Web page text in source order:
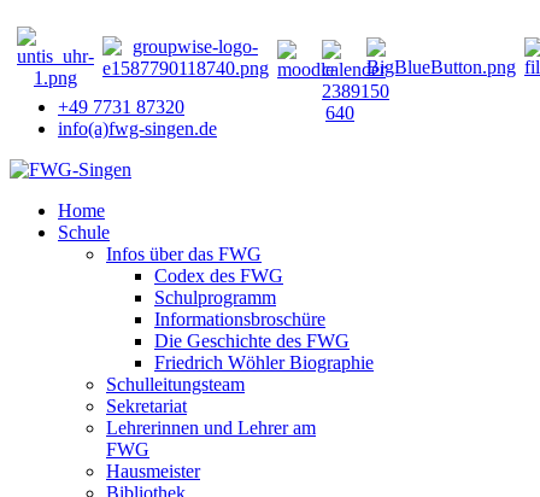
+49 7731 87320
info(a)fwg-singen.de
Home
Schule
Infos über das FWG
Codex des FWG
Schulprogramm
Informationsbroschüre
Die Geschichte des FWG
Friedrich Wöhler Biographie
Schulleitungsteam
Sekretariat
Lehrerinnen und Lehrer am
FWG
Hausmeister
Bibliothek